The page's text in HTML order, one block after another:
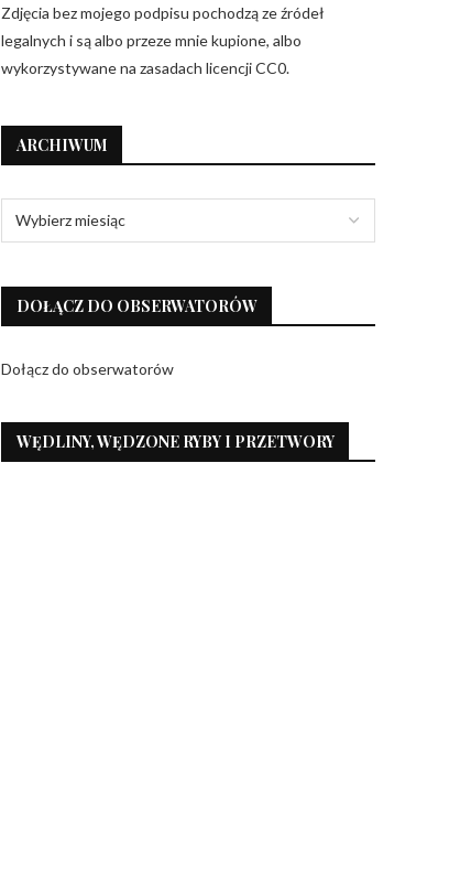
Zdjęcia bez mojego podpisu pochodzą ze źródeł
legalnych i są albo przeze mnie kupione, albo
wykorzystywane na zasadach licencji CC0.
ARCHIWUM
DOŁĄCZ DO OBSERWATORÓW
Dołącz do obserwatorów
WĘDLINY, WĘDZONE RYBY I PRZETWORY